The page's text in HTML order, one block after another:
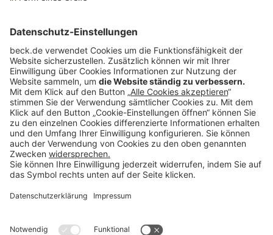
Rückmeldungen der Mehrheit der Stellungnehmenden beschloss
der ISSB, kein entsprechendes Projekt zu initiieren, sondern
aufbauend auf IFRS S1 und IFRS S2 eine Verbindung zwischen
nachhaltigkeitsbezogenen Finanzangaben und Abschlüssen zu
schaffen (ifrs.org ).
Rubriken
Menü
Anzeigen